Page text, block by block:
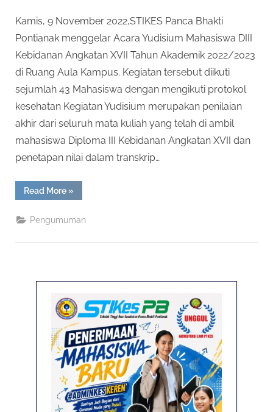
Kamis, 9 November 2022,STIKES Panca Bhakti
Pontianak menggelar Acara Yudisium Mahasiswa DIII
Kebidanan Angkatan XVII Tahun Akademik 2022/2023
di Ruang Aula Kampus. Kegiatan tersebut diikuti
sejumlah 43 Mahasiswa dengan mengikuti protokol
kesehatan Kegiatan Yudisium merupakan penilaian
akhir dari seluruh mata kuliah yang telah di ambil
mahasiswa Diploma III Kebidanan Angkatan XVII dan
penetapan nilai dalam transkrip…
Read More“Yudisium
Ke-
AKBID
Panca
Pontianak”
»
Pengumuman